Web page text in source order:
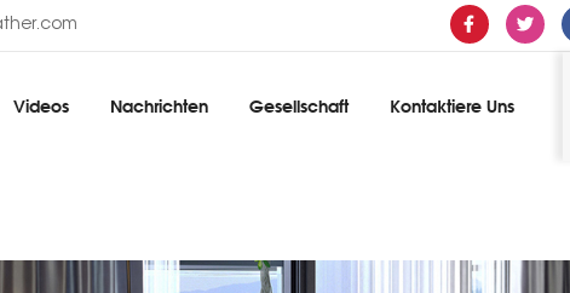
Videos Nachrichten Gesellschaft Kontaktiere Uns